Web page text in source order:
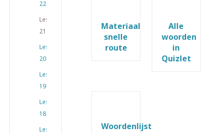
22
Les
21
Les
20
Les
19
Les
18
Les
Materiaal
snelle
route
Alle
woorden
in
Quizlet
Woordenlijst